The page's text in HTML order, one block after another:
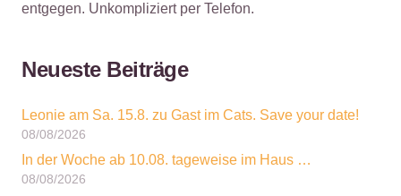
entgegen. Unkompliziert per Telefon.
Neueste Beiträge
Leonie am Sa. 15.8. zu Gast im Cats. Save your date!
08/08/2026
In der Woche ab 10.08. tageweise im Haus …
08/08/2026